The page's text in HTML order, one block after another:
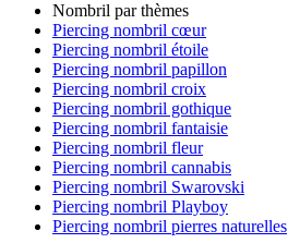
Nombril par thèmes
Piercing nombril cœur
Piercing nombril étoile
Piercing nombril papillon
Piercing nombril croix
Piercing nombril gothique
Piercing nombril fantaisie
Piercing nombril fleur
Piercing nombril cannabis
Piercing nombril Swarovski
Piercing nombril Playboy
Piercing nombril pierres naturelles